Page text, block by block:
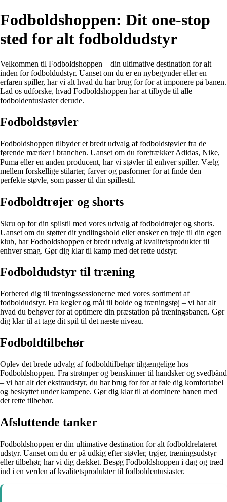
Fodboldshoppen: Dit one-stop
sted for alt fodboldudstyr
Velkommen til Fodboldshoppen – din ultimative destination for alt
inden for fodboldudstyr. Uanset om du er en nybegynder eller en
erfaren spiller, har vi alt hvad du har brug for for at imponere på banen.
Lad os udforske, hvad Fodboldshoppen har at tilbyde til alle
fodboldentusiaster derude.
Fodboldstøvler
Fodboldshoppen tilbyder et bredt udvalg af fodboldstøvler fra de
førende mærker i branchen. Uanset om du foretrækker Adidas, Nike,
Puma eller en anden producent, har vi støvler til enhver spiller. Vælg
mellem forskellige stilarter, farver og pasformer for at finde den
perfekte støvle, som passer til din spillestil.
Fodboldtrøjer og shorts
Skru op for din spilstil med vores udvalg af fodboldtrøjer og shorts.
Uanset om du støtter dit yndlingshold eller ønsker en trøje til din egen
klub, har Fodboldshoppen et bredt udvalg af kvalitetsprodukter til
enhver smag. Gør dig klar til kamp med det rette udstyr.
Fodboldudstyr til træning
Forbered dig til træningssessionerne med vores sortiment af
fodboldudstyr. Fra kegler og mål til bolde og træningstøj – vi har alt
hvad du behøver for at optimere din præstation på træningsbanen. Gør
dig klar til at tage dit spil til det næste niveau.
Fodboldtilbehør
Oplev det brede udvalg af fodboldtilbehør tilgængelige hos
Fodboldshoppen. Fra strømper og benskinner til handsker og svedbånd
– vi har alt det ekstraudstyr, du har brug for for at føle dig komfortabel
og beskyttet under kampene. Gør dig klar til at dominere banen med
det rette tilbehør.
Afsluttende tanker
Fodboldshoppen er din ultimative destination for alt fodboldrelateret
udstyr. Uanset om du er på udkig efter støvler, trøjer, træningsudstyr
eller tilbehør, har vi dig dækket. Besøg Fodboldshoppen i dag og træd
ind i en verden af kvalitetsprodukter til fodboldentusiaster.